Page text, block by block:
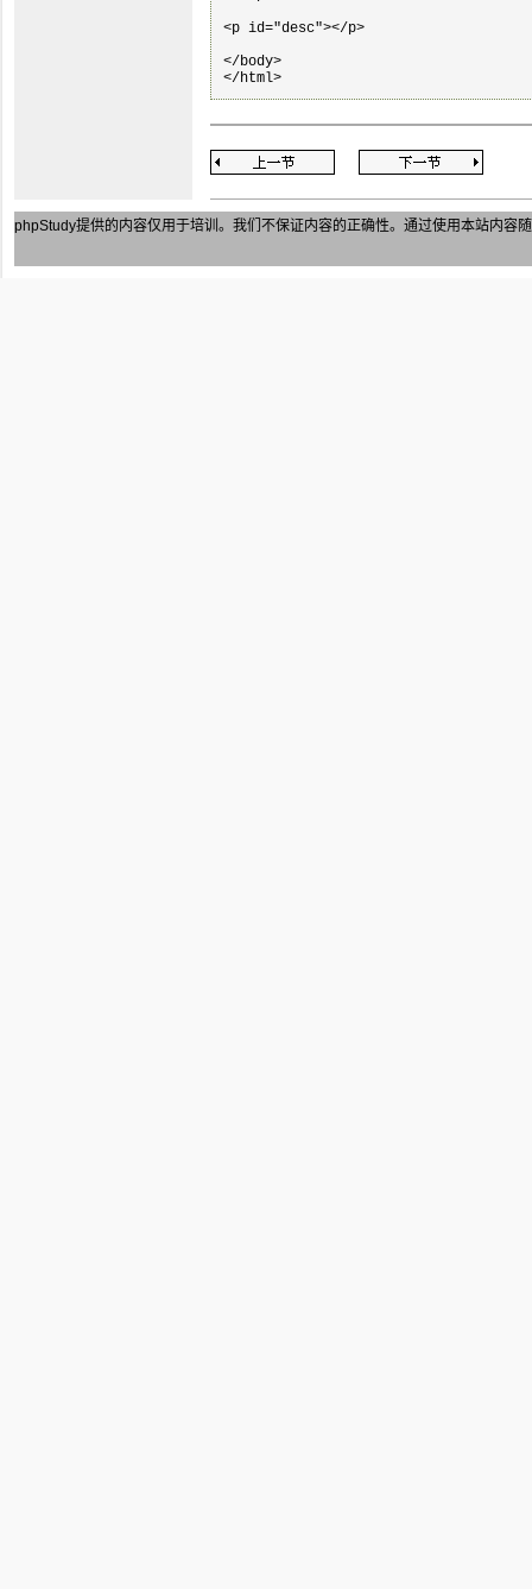
<p id="desc"></p>
</body>
</html>
phpStudy提供的内容仅用于培训。我们不保证内容的正确性。通过使用本站内容